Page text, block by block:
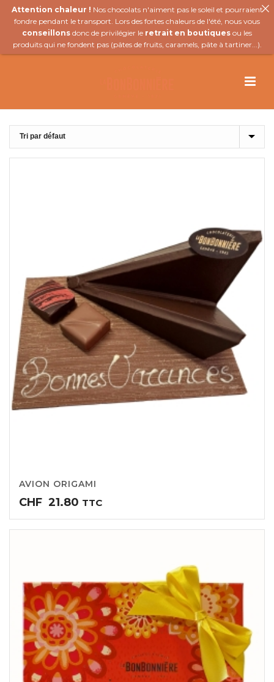
AVION ORIGAMI
CHF 21.80 TTC
Attention chaleur ! Nos chocolats n'aiment pas le soleil et pourraient
fondre pendant le transport. Lors des fortes chaleurs de l'été, nous vous
conseillons donc de privilégier le retrait en boutiques ou les
produits qui ne fondent pas (pâtes de fruits, caramels, pâte à tartiner...).